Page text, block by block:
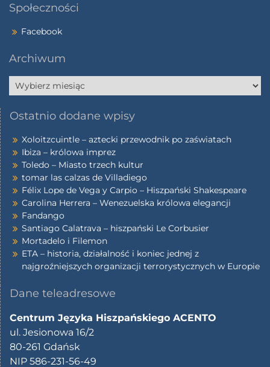
Społeczności
Facebook
Archiwum
Ostatnio dodane wpisy
Xoloitzcuintle – aztecki przewodnik po zaświatach
Ibiza – królowa imprez
Toledo – Miasto trzech kultur
tomar las calzas de Villadiego
Félix Lope de Vega y Carpio – Hiszpański Shakespeare
Carolina Herrera – Wenezuelska królowa elegancji
Fandango
Santiago Calatrava – hiszpański Le Corbusier
Mortadelo i Filemon
ETA – historia, działalność i koniec jednej z
najgroźniejszych organizacji terrorystycznych w Europie
Dane teleadresowe
Centrum Języka Hiszpańskiego ACENTO
ul. Jesionowa 16/2
80-261 Gdańsk
NIP 586-231-56-49